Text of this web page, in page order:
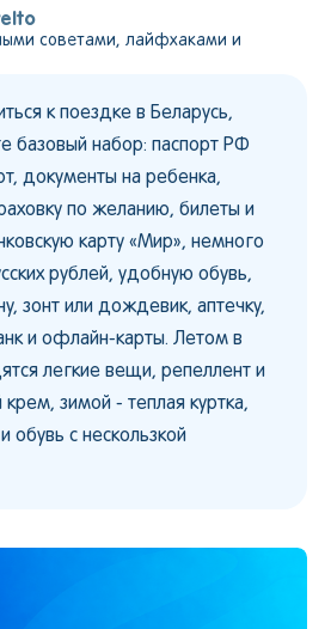
советами, лайфхаками и
к поездке в Беларусь,
базовый набор: паспорт РФ
документы на ребенка,
по желанию, билеты и
карту «Мир», немного
рублей, удобную обувь,
зонт или дождевик, аптечку,
и офлайн-карты. Летом в
легкие вещи, репеллент и
зимой - теплая куртка,
обувь с нескользкой